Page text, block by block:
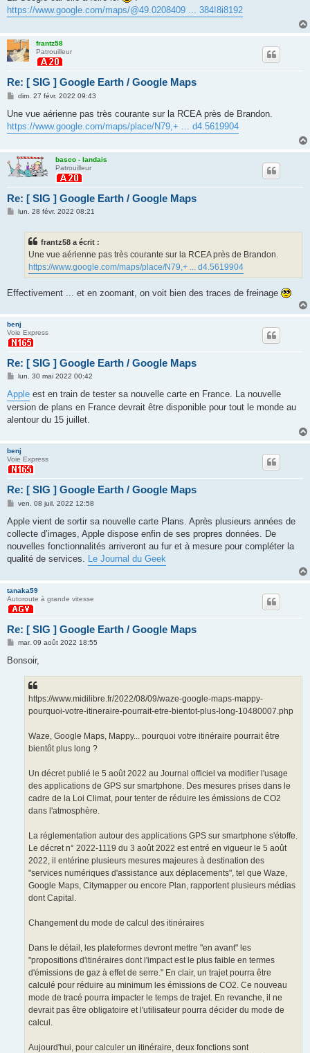
a
https://www.google.com/maps/@49.0208409 ... 384!8i8192
frantz58
Patrouilleur
Re: [ SIG ] Google Earth / Google Maps
M
s
a
dim. 27 févr. 2022 09:43
Une vue aérienne pas très courante sur la RCEA près de Brandon.
https://www.google.com/maps/place/N79,+ ... d4.5619904
basco - landais
Patrouilleur
Re: [ SIG ] Google Earth / Google Maps
Mlun. 28 févr. 2022 08:21
frantz58 a écrit :
Une vue aérienne pas très courante sur la RCEA près de Brandon.
https://www.google.com/maps/place/N79,+ ... d4.5619904
Effectivement ... et en zoomant, on voit bien des traces de freinage
benj
Voie Express
Re: [ SIG ] Google Earth / Google Maps
M
s
s
a
g
e
lun. 30 mai 2022 00:42
Apple est en train de tester sa nouvelle carte en France. La nouvelle
version de plans en France devrait être disponible pour tout le monde au
alentour du 15 juillet.
benj
Voie Express
Re: [ SIG ] Google Earth / Google Maps
M
s
s
a
g
ven. 08 juil. 2022 12:58
Apple vient de sortir sa nouvelle carte Plans. Après plusieurs années de
collecte d’images, Apple dispose enfin de ses propres données. De
nouvelles fonctionnalités arriveront au fur et à mesure pour compléter la
qualité de services.
Le Journal du Geek
tanaka59
Autoroute à grande vitesse
Re: [ SIG ] Google Earth / Google Maps
M
s
mar. 09 août 2022 18:55
Bonsoir,
https://www.midilibre.fr/2022/08/09/waze-google-maps-mappy-
pourquoi-votre-itineraire-pourrait-etre-bientot-plus-long-10480007.php
Waze, Google Maps, Mappy... pourquoi votre itinéraire pourrait être
bientôt plus long ?
Un décret publié le 5 août 2022 au Journal officiel va modifier l'usage
des applications de GPS sur smartphone. Des mesures prises dans le
cadre de la Loi Climat, pour tenter de réduire les émissions de CO2
dans l'atmosphère.
La réglementation autour des applications GPS sur smartphone s'étoffe.
Le décret n° 2022-1119 du 3 août 2022 est entré en vigueur le 5 août
2022, il entérine plusieurs mesures majeures à destination des
"services numériques d'assistance aux déplacements", tel que Waze,
Google Maps, Citymapper ou encore Plan, rapportent plusieurs médias
dont Capital.
Changement du mode de calcul des itinéraires
Dans le détail, les plateformes devront mettre "en avant" les
"propositions d'itinéraires dont l'impact est le plus faible en termes
d'émissions de gaz à effet de serre." En clair, un trajet pourra être
calculé pour réduire au minimum les émissions de CO2. Ce nouveau
mode de tracé pourra impacter le temps de trajet. En revanche, il ne
devrait pas être obligatoire et l'utilisateur pourra décider du mode de
calcul.
Aujourd'hui, pour calculer un itinéraire, deux fonctions sont